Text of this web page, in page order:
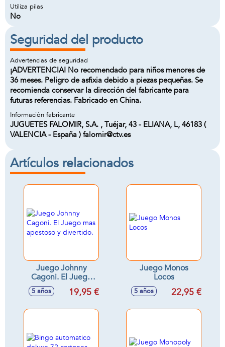
Utiliza pilas
No
Seguridad del producto
Advertencias de seguridad
¡ADVERTENCIA! No recomendado para niños menores de
36 meses. Peligro de asfixia debido a piezas pequeñas. Se
recomienda conservar la dirección del fabricante para
futuras referencias. Fabricado en China.
Información fabricante
JUGUETES FALOMIR, S.A. , Tuéjar, 43 - ELIANA, L, 46183 (
VALENCIA - España ) falomir@ctv.es
Artículos relacionados
Juego Johnny
Cagoni. El Juego
mas apestoso y
divertido.
5 años 19,95 €
Juego Monos
Locos
5 años 22,95 €